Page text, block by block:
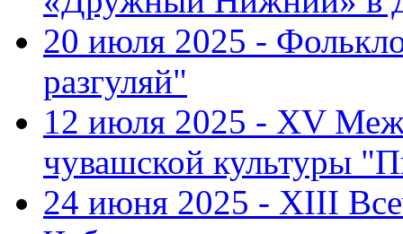
20 июля 2025 -
разгуляй"
12 июля 2025 - XV
чувашской культуры
24 июня 2025 - XIII